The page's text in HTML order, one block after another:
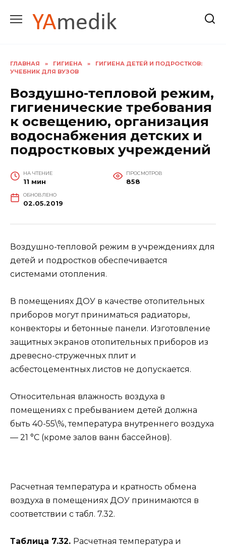
содержанию
ГЛАВНАЯ » ГИГИЕНА »
ГИГИЕНА ДЕТЕЙ И ПОДРОСТКОВ:
УЧЕБНИК ДЛЯ ВУЗОВ
Воздушно-тепловой режим,
гигиенические требования
к освещению, организация
водоснабжения детских и
подростковых учреждений
НА ЧТЕНИЕ
11 мин
ПРОСМОТРОВ
858
ОБНОВЛЕНО
02.05.2019
Воздушно-тепловой режим в учреждениях для
детей и подростков обеспечивается
системами отопления.
В помещениях ДОУ в качестве отопительных
приборов могут приниматься радиаторы,
конвекторы и бетонные панели. Изготовление
защитных экранов отопительных приборов из
древесно-стружечных плит и
асбестоцементных листов не допускается.
Относительная влажность воздуха в
помещениях с пребыванием детей должна
быть 40-55\%, температура внутреннего воздуха
— 21 °С (кроме залов ванн бассейнов).
Расчетная температура и кратность обмена
воздуха в помещениях ДОУ принимаются в
соответствии с табл. 7.32.
Таблица 7.32. Расчетная температура и